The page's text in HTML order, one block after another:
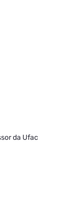
da Ufac